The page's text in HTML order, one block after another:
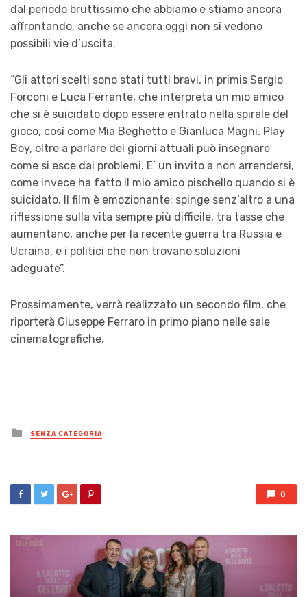
dal periodo bruttissimo che abbiamo e stiamo ancora
affrontando, anche se ancora oggi non si vedono
possibili vie d’uscita.
“Gli attori scelti sono stati tutti bravi, in primis Sergio
Forconi e Luca Ferrante, che interpreta un mio amico
che si è suicidato dopo essere entrato nella spirale del
gioco, così come Mia Beghetto e Gianluca Magni. Play
Boy, oltre a parlare dei giorni attuali può insegnare
come si esce dai problemi. E’ un invito a non arrendersi,
come invece ha fatto il mio amico pischello quando si è
suicidato. Il film è emozionante; spinge senz’altro a una
riflessione sulla vita sempre più difficile, tra tasse che
aumentano, anche per la recente guerra tra Russia e
Ucraina, e i politici che non trovano soluzioni
adeguate”.
Prossimamente, verrà realizzato un secondo film, che
riporterà Giuseppe Ferraro in primo piano nelle sale
cinematografiche.
Posted
in
SENZA CATEGORIA
0